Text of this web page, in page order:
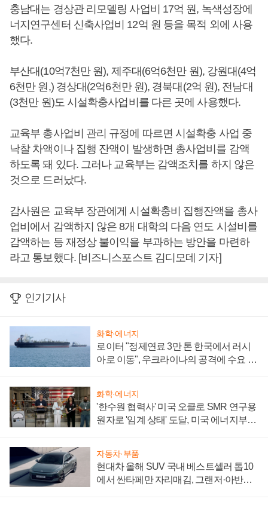
충남대는 경상관 리모델링 사업비 17억 원, 녹색성장에
너지연구센터 신축사업비 12억 원 등을 목적 외에 사용
했다.
부산대(10억7천만 원), 제주대(6억6천만 원), 강원대(4억
6천만 원,) 경상대(2억6천만 원), 경북대(2억 원), 전남대
(3천만 원)도 시설확충사업비를 다른 곳에 사용했다.
교육부 총사업비 관리 규정에 따르면 시설확충 사업 중
낙찰 차액이나 집행 잔액이 발생하면 총사업비를 감액
하도록 돼 있다. 그러나 교육부는 감액조치를 하지 않은
것으로 드러났다.
감사원은 교육부 장관에게 시설확충비 집행잔액을 총사
업비에서 감액하지 않은 8개 대학의 다음 연도 시설비를
감액하는 등 재정상 불이익을 부과하는 방안을 마련하
라고 통보했다. [비즈니스포스트 김디모데 기자]
인기기사
화학·에너지
로이터 "정제연료 3만 톤 한국에서 러시
아로 이동", 우크라이나의 공격에 수요 늘
화학·에너지
'한수원 협력사' 미국 오클로 SMR 연구용
원자로 '임계 상태' 도달, 미국 에너지부
자동차·부품
현대차 올해 SUV 국내 베스트셀러 톱10
에서 싼타페만 자리매김, 그랜저·아반떼